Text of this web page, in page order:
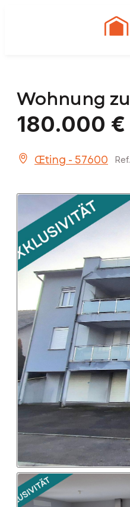
Wohnung
180.000 €
Œting - 57600